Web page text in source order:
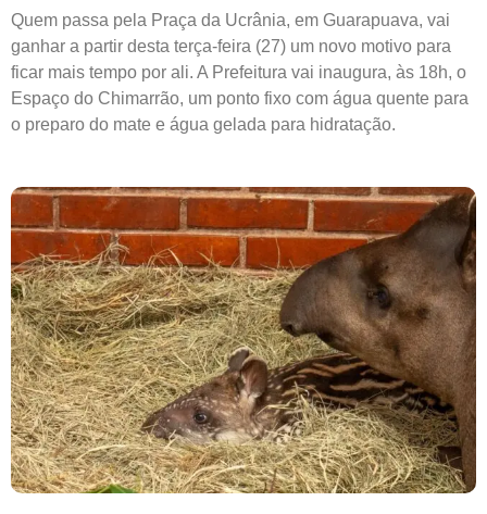
Quem passa pela Praça da Ucrânia, em Guarapuava, vai
ganhar a partir desta terça-feira (27) um novo motivo para
ficar mais tempo por ali. A Prefeitura vai inaugura, às 18h, o
Espaço do Chimarrão, um ponto fixo com água quente para
o preparo do mate e água gelada para hidratação.